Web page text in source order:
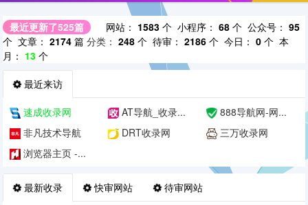
最近更新了525篇 网站： 1583个 小程序：68个 公众号：95
个 文章：2174篇分类： 248个 待审：2186个 今日：0个 本
月： 13个
最近来访
速成收录网 AT导航_收录...
888导航网-网...
非凡技术导航
DRT收录网
三万收录网
浏览器主页 -...
最新收录 快审网站 待审网站